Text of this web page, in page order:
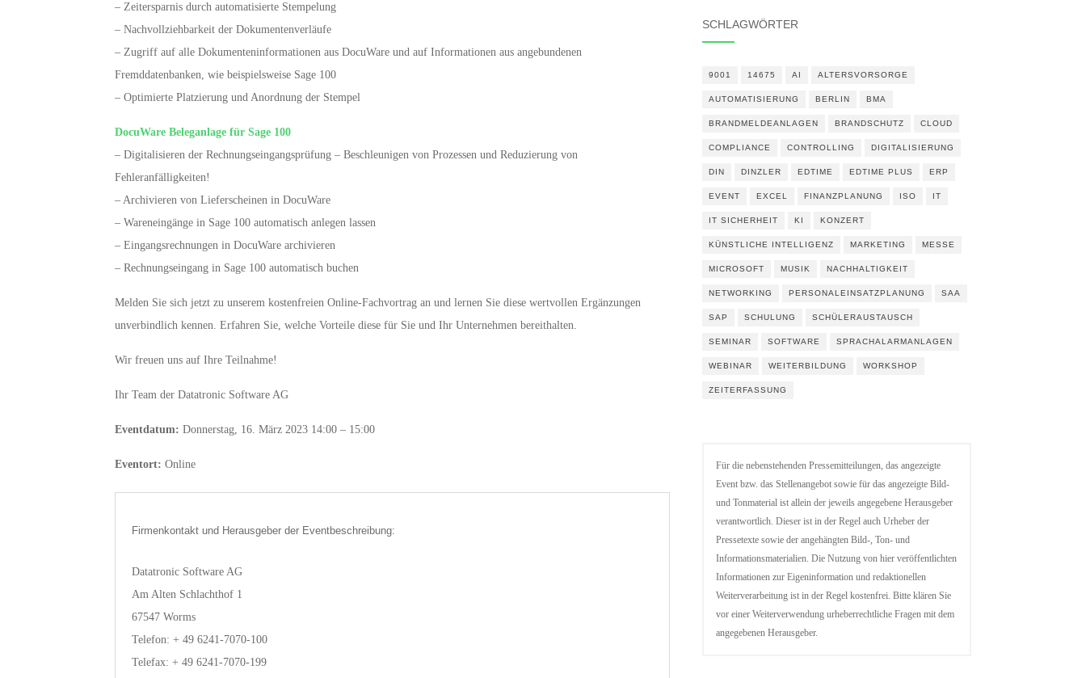
– Zeitersparnis durch automatisierte Stempelung
– Nachvollziehbarkeit der Dokumentenverläufe
– Zugriff auf alle Dokumenteninformationen aus DocuWare und auf Informationen aus angebundenen
Fremddatenbanken, wie beispielsweise Sage 100
– Optimierte Platzierung und Anordnung der Stempel
DocuWare Beleganlage für Sage 100
– Digitalisieren der Rechnungseingangsprüfung – Beschleunigen von Prozessen und Reduzierung von
Fehleranfälligkeiten!
– Archivieren von Lieferscheinen in DocuWare
– Wareneingänge in Sage 100 automatisch anlegen lassen
– Eingangsrechnungen in DocuWare archivieren
– Rechnungseingang in Sage 100 automatisch buchen
Melden Sie sich jetzt zu unserem kostenfreien Online-Fachvortrag an und lernen Sie diese wertvollen Ergänzungen
unverbindlich kennen. Erfahren Sie, welche Vorteile diese für Sie und Ihr Unternehmen bereithalten.
Wir freuen uns auf Ihre Teilnahme!
Ihr Team der Datatronic Software AG
Eventdatum: Donnerstag, 16. März 2023 14:00 – 15:00
Eventort: Online
Firmenkontakt und Herausgeber der Eventbeschreibung:
Datatronic Software AG
Am Alten Schlachthof 1
67547 Worms
Telefon: + 49 6241-7070-100
Telefax: + 49 6241-7070-199
SCHLAGWÖRTER
9001 14675 AI ALTERSVORSORGE
AUTOMATISIERUNG BERLIN BMA
BRANDMELDEANLAGEN BRANDSCHUTZ CLOUD
COMPLIANCE CONTROLLING DIGITALISIERUNG
DIN DINZLER EDTIME EDTIME PLUS ERP
EVENT EXCEL FINANZPLANUNG ISO IT
IT SICHERHEIT KI KONZERT
KÜNSTLICHE INTELLIGENZ MARKETING MESSE
MICROSOFT MUSIK NACHHALTIGKEIT
NETWORKING PERSONALEINSATZPLANUNG SAA
SAP SCHULUNG SCHÜLERAUSTAUSCH
SEMINAR SOFTWARE SPRACHALARMANLAGEN
WEBINAR WEITERBILDUNG WORKSHOP
ZEITERFASSUNG
Für die nebenstehenden Pressemitteilungen, das angezeigte
Event bzw. das Stellenangebot sowie für das angezeigte Bild-
und Tonmaterial ist allein der jeweils angegebene Herausgeber
verantwortlich. Dieser ist in der Regel auch Urheber der
Pressetexte sowie der angehängten Bild-, Ton- und
Informationsmaterialien. Die Nutzung von hier veröffentlichten
Informationen zur Eigeninformation und redaktionellen
Weiterverarbeitung ist in der Regel kostenfrei. Bitte klären Sie
vor einer Weiterverwendung urheberrechtliche Fragen mit dem
angegebenen Herausgeber.